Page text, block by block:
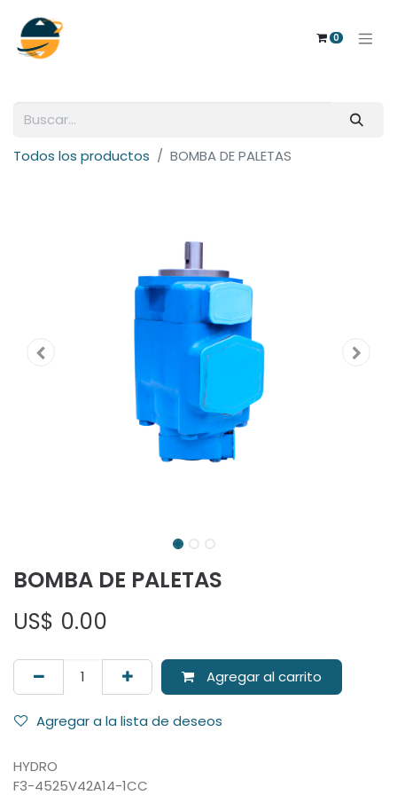
0
Todos los productos BOMBA DE PALETAS
BOMBA DE PALETAS
US$ 0.00
Agregar al carrito
Agregar a la lista de deseos
HYDRO
F3-4525V42A14-1CC